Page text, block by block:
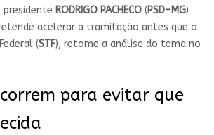
presidente RODRIGO PACHECO(PSD-MG)
acelerar a tramitação antes que o
(STF), retome a análise do tema no
para evitar que